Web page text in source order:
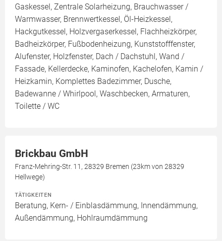
Gaskessel, Zentrale Solarheizung, Brauchwasser /
Warmwasser, Brennwertkessel, Öl-Heizkessel,
Hackgutkessel, Holzvergaserkessel, Flachheizkörper,
Badheizkörper, Fußbodenheizung, Kunststofffenster,
Alufenster, Holzfenster, Dach / Dachstuhl, Wand /
Fassade, Kellerdecke, Kaminofen, Kachelofen, Kamin /
Heizkamin, Komplettes Badezimmer, Dusche,
Badewanne / Whirlpool, Waschbecken, Armaturen,
Toilette / WC
Brickbau GmbH
Franz-Mehring-Str. 11, 28329 Bremen (23km von 28329
Hellwege)
TÄTIGKEITEN
Beratung, Kern- / Einblasdämmung, Innendämmung,
Außendämmung, Hohlraumdämmung